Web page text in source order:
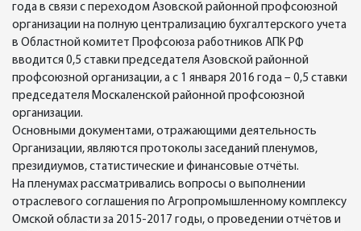
года в связи с переходом Азовской районной профсоюзной
организации на полную централизацию бухгалтерского учета
в Областной комитет Профсоюза работников АПК РФ
вводится 0,5 ставки председателя Азовской районной
профсоюзной организации, а с 1 января 2016 года – 0,5 ставки
председателя Москаленской районной профсоюзной
организации.
Основными документами, отражающими деятельность
Организации, являются протоколы заседаний пленумов,
президиумов, статистические и финансовые отчёты.
На пленумах рассматривались вопросы о выполнении
отраслевого соглашения по Агропромышленному комплексу
Омской области за 2015-2017 годы, о проведении отчётов и